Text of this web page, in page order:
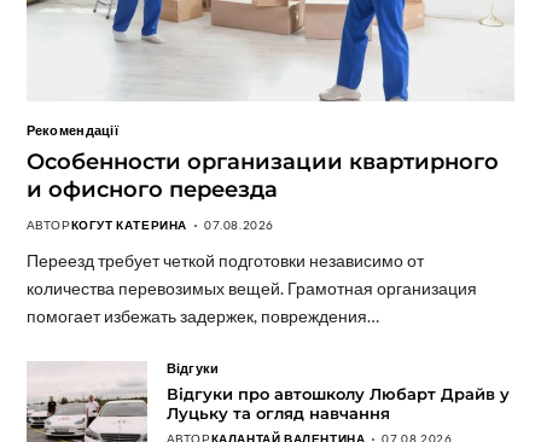
Рекомендації
Особенности организации квартирного
и офисного переезда
АВТОРКОГУТ КАТЕРИНА 07.08.2026
Переезд требует четкой подготовки независимо от
количества перевозимых вещей. Грамотная организация
помогает избежать задержек, повреждения…
Відгуки
Відгуки про автошколу Любарт Драйв у
Луцьку та огляд навчання
АВТОРКАЛАНТАЙ ВАЛЕНТИНА 07.08.2026